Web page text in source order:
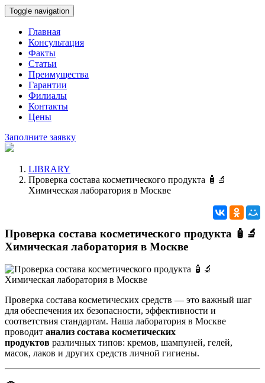
Toggle navigation
Главная
Консультация
Факты
Статьи
Преимущества
Гарантии
Филиалы
Контакты
Цены
Заполните заявку
LIBRARY
Проверка состава косметического продукта 🧴🔬
Химическая лаборатория в Москве
Проверка состава косметического продукта 🧴🔬
Химическая лаборатория в Москве
Проверка состава косметических средств — это важный шаг
для обеспечения их безопасности, эффективности и
соответствия стандартам. Наша лаборатория в Москве
проводит анализ состава косметических
продуктов различных типов: кремов, шампуней, гелей,
масок, лаков и других средств личной гигиены.